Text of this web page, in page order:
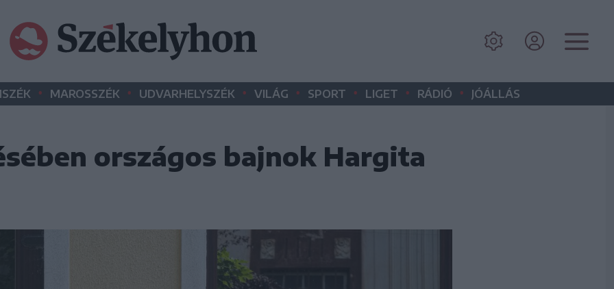
• MAROSSZÉK • UDVARHELYSZÉK • VILÁG • SPORT • LIGET • RÁDIÓ • JÓÁLLÁS
országos bajnok Hargita